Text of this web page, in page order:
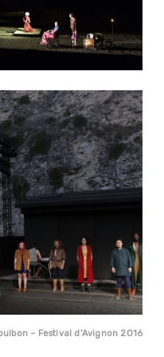
– Festival d’Avignon 2016